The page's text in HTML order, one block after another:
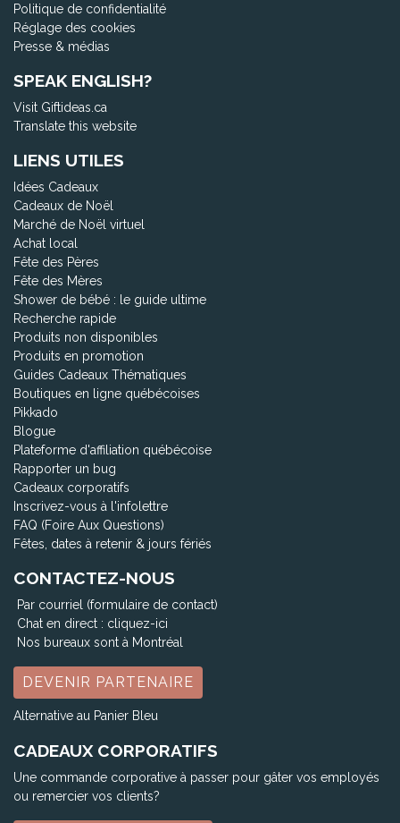
Politique de confidentialité
Réglage des cookies
Presse & médias
SPEAK ENGLISH?
Visit Giftideas.ca
Translate this website
LIENS UTILES
Idées Cadeaux
Cadeaux de Noël
Marché de Noël virtuel
Achat local
Fête des Pères
Fête des Mères
Shower de bébé : le guide ultime
Recherche rapide
Produits non disponibles
Produits en promotion
Guides Cadeaux Thématiques
Boutiques en ligne québécoises
Pikkado
Blogue
Plateforme d'affiliation québécoise
Rapporter un bug
Cadeaux corporatifs
Inscrivez-vous à l'infolettre
FAQ (Foire Aux Questions)
Fêtes, dates à retenir & jours fériés
CONTACTEZ-NOUS
Par courriel (formulaire de contact)
Chat en direct : cliquez-ici
Nos bureaux sont à Montréal
DEVENIR PARTENAIRE
Alternative au Panier Bleu
CADEAUX CORPORATIFS
Une commande corporative à passer pour gâter vos employés
ou remercier vos clients?